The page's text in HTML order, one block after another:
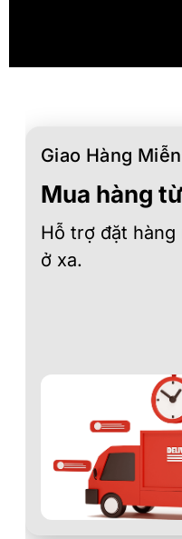
Giao Hàng
Mua hàng
Hỗ trợ đặt
ở xa.